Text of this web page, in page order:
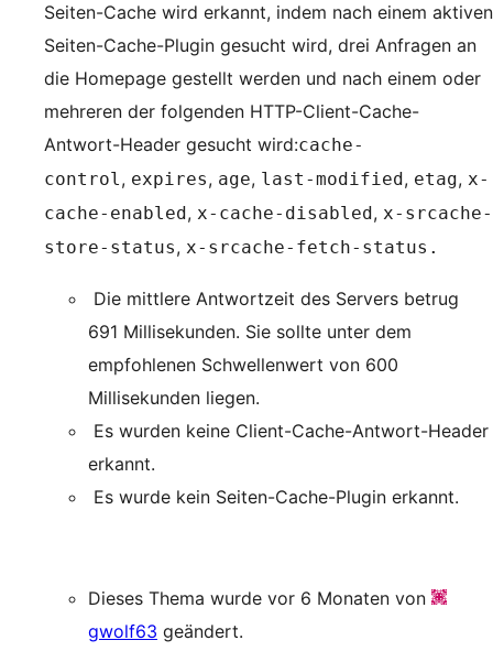
Seiten-Cache wird erkannt, indem nach einem aktiven
Seiten-Cache-Plugin gesucht wird, drei Anfragen an
die Homepage gestellt werden und nach einem oder
mehreren der folgenden HTTP-Client-Cache-
Antwort-Header gesucht wird:cache-
control, expires, age, last-modified, etag, x-
cache-enabled, x-cache-disabled, x-srcache-
store-status, x-srcache-fetch-status.
Die mittlere Antwortzeit des Servers betrug
691 Millisekunden. Sie sollte unter dem
empfohlenen Schwellenwert von 600
Millisekunden liegen.
Es wurden keine Client-Cache-Antwort-Header
erkannt.
Es wurde kein Seiten-Cache-Plugin erkannt.
Dieses Thema wurde vor 6 Monaten von
gwolf63 geändert.